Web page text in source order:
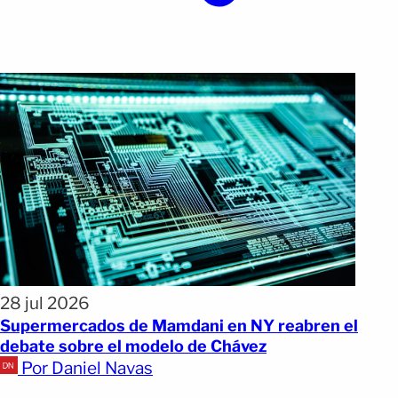
28 jul 2026
Supermercados de Mamdani en NY reabren el
debate sobre el modelo de Chávez
Por Daniel Navas